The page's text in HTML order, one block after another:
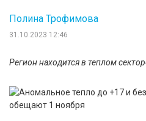
31.10.2023 12:46
Полина Трофимова
Регион находится в теплом